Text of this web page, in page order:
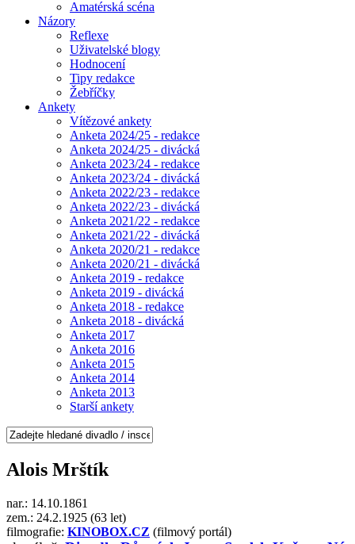
Amatérská scéna
Názory
Reflexe
Uživatelské blogy
Hodnocení
Tipy redakce
Žebříčky
Ankety
Vítězové ankety
Anketa 2024/25 - redakce
Anketa 2024/25 - divácká
Anketa 2023/24 - redakce
Anketa 2023/24 - divácká
Anketa 2022/23 - redakce
Anketa 2022/23 - divácká
Anketa 2021/22 - redakce
Anketa 2021/22 - divácká
Anketa 2020/21 - redakce
Anketa 2020/21 - divácká
Anketa 2019 - redakce
Anketa 2019 - divácká
Anketa 2018 - redakce
Anketa 2018 - divácká
Anketa 2017
Anketa 2016
Anketa 2015
Anketa 2014
Anketa 2013
Starší ankety
Alois Mrštík
nar.: 14.10.1861
zem.: 24.2.1925 (63 let)
filmografie: KINOBOX.CZ (filmový portál)